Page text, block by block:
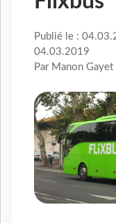
Publié le :
04.03.2019
Par Manon Gayet